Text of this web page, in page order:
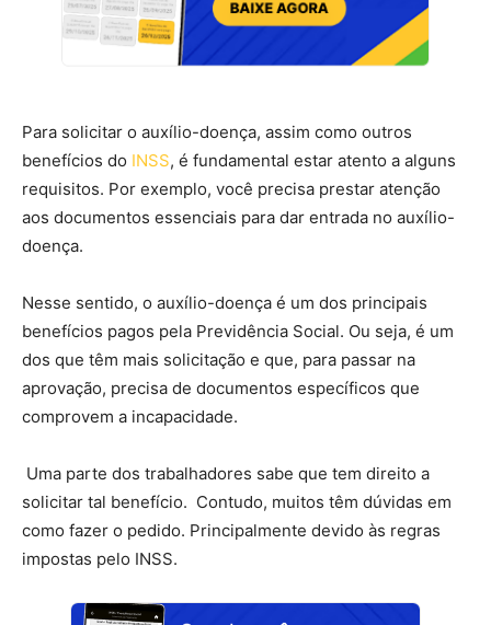
Para solicitar o auxílio-doença, assim como outros
benefícios do INSS, é fundamental estar atento a alguns
requisitos. Por exemplo, você precisa prestar atenção
aos documentos essenciais para dar entrada no auxílio-
doença.
Nesse sentido, o auxílio-doença é um dos principais
benefícios pagos pela Previdência Social. Ou seja, é um
dos que têm mais solicitação e que, para passar na
aprovação, precisa de documentos específicos que
comprovem a incapacidade.
Uma parte dos trabalhadores sabe que tem direito a
solicitar tal benefício. Contudo, muitos têm dúvidas em
como fazer o pedido. Principalmente devido às regras
impostas pelo INSS.